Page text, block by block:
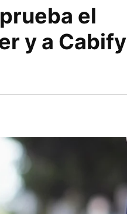
el
y a Cabify